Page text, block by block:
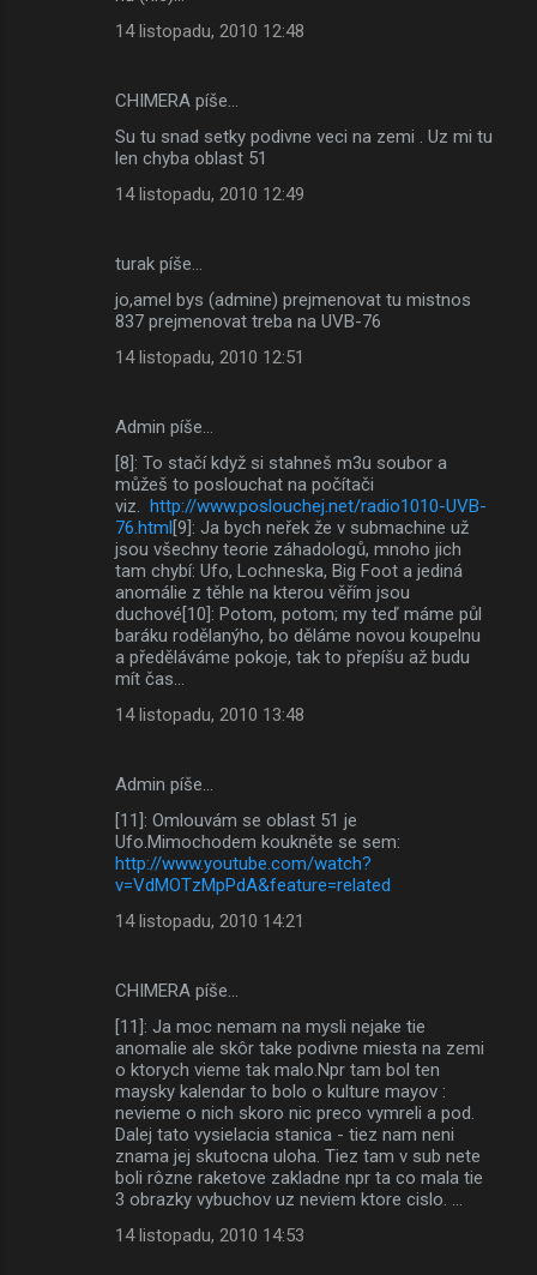
14 listopadu, 2010 12:48
CHIMERA píše…
Su tu snad setky podivne veci na zemi . Uz mi tu
len chyba oblast 51
14 listopadu, 2010 12:49
turak píše…
jo,amel bys (admine) prejmenovat tu mistnos
837 prejmenovat treba na UVB-76
14 listopadu, 2010 12:51
Admin píše…
[8]: To stačí když si stahneš m3u soubor a
můžeš to poslouchat na počítači
viz. http://www.poslouchej.net/radio1010-UVB-
76.html[9]: Ja bych neřek že v submachine už
jsou všechny teorie záhadologů, mnoho jich
tam chybí: Ufo, Lochneska, Big Foot a jediná
anomálie z těhle na kterou věřím jsou
duchové[10]: Potom, potom; my teď máme půl
baráku rodělanýho, bo děláme novou koupelnu
a předěláváme pokoje, tak to přepíšu až budu
mít čas...
14 listopadu, 2010 13:48
Admin píše…
[11]: Omlouvám se oblast 51 je
Ufo.Mimochodem koukněte se sem:
http://www.youtube.com/watch?
v=VdMOTzMpPdA&feature=related
14 listopadu, 2010 14:21
CHIMERA píše…
[11]: Ja moc nemam na mysli nejake tie
anomalie ale skôr take podivne miesta na zemi
o ktorych vieme tak malo.Npr tam bol ten
maysky kalendar to bolo o kulture mayov :
nevieme o nich skoro nic preco vymreli a pod.
Dalej tato vysielacia stanica - tiez nam neni
znama jej skutocna uloha. Tiez tam v sub nete
boli rôzne raketove zakladne npr ta co mala tie
3 obrazky vybuchov uz neviem ktore cislo. ...
14 listopadu, 2010 14:53